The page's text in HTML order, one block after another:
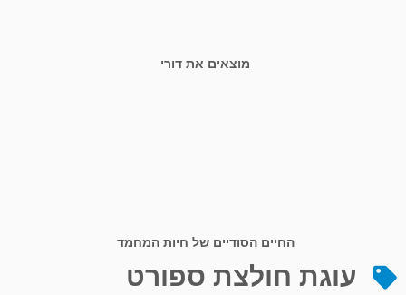
מוצאים את דורי
החיים הסודיים של חיות המחמד
עוגת חולצת ספורט